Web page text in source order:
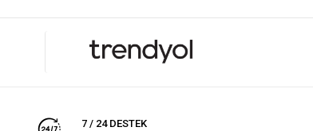
7 / 24 DESTEK